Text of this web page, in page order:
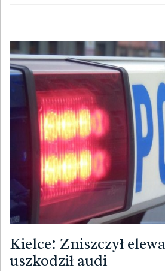
Kielce: Zniszczył
uszkodził audi